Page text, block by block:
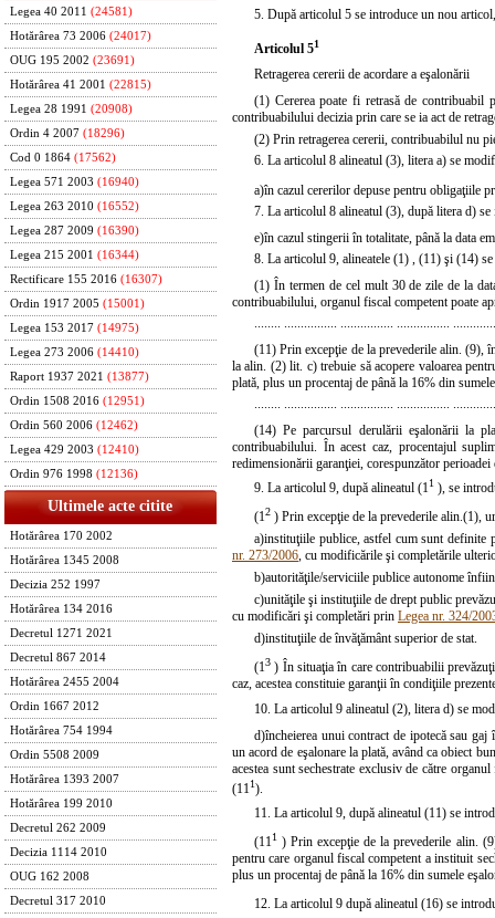
Legea 40 2011 (24581)
Hotărârea 73 2006 (24017)
OUG 195 2002 (23691)
Hotărârea 41 2001 (22815)
Legea 28 1991 (20908)
Ordin 4 2007 (18296)
Cod 0 1864 (17562)
Legea 571 2003 (16940)
Legea 263 2010 (16552)
Legea 287 2009 (16390)
Legea 215 2001 (16344)
Rectificare 155 2016 (16307)
Ordin 1917 2005 (15001)
Legea 153 2017 (14975)
Legea 273 2006 (14410)
Raport 1937 2021 (13877)
Ordin 1508 2016 (12951)
Ordin 560 2006 (12462)
Legea 429 2003 (12410)
Ordin 976 1998 (12136)
Ultimele acte citite
Hotărârea 170 2002
Hotărârea 1345 2008
Decizia 252 1997
Hotărârea 134 2016
Decretul 1271 2021
Decretul 867 2014
Hotărârea 2455 2004
Ordin 1667 2012
Hotărârea 754 1994
Ordin 5508 2009
Hotărârea 1393 2007
Hotărârea 199 2010
Decretul 262 2009
Decizia 1114 2010
OUG 162 2008
Decretul 317 2010
5. După articolul 5 se introduce un nou
Articolul 51
Retragerea cererii de acordare a eşalonării
(1) Cererea poate fi retrasă de contribuabil
contribuabilului decizia prin care se ia act de
(2) Prin retragerea cererii, contribuabilul nu
6. La articolul 8 alineatul (3), litera a) se
a)în cazul cererilor depuse pentru obligaţiile
7. La articolul 8 alineatul (3), după litera d)
e)în cazul stingerii în totalitate, până la data
8. La articolul 9, alineatele (1) (11) şi (14)
(1) În termen de cel mult 30 de zile de la
contribuabilului, organul fiscal competent poate
(11) Prin excepţie de la prevederile alin. (9),
la alin. (2) lit. c) trebuie să acopere valoarea
plată, plus un procentaj de până la 16% din
(14) Pe parcursul derulării eşalonării la
contribuabilului. În acest caz, procentajul
redimensionării garanţiei, corespunzător
9. La articolul 9, după alineatul (1 1 ), se
(12 ) Prin excepţie de la prevederile alin.(1),
a)instituţiile publice, astfel cum sunt definite
nr. 273/2006 , cu modificările şi completările
b)autorităţile/serviciile publice autonome
c)unităţile şi instituţiile de drept public
cu modificări şi completări prin Legea nr. 324/
d)instituţiile de învăţământ superior de stat.
(13 ) În situaţia în care contribuabilii
caz, acestea constituie garanţii în condiţiile
10. La articolul 9 alineatul (2), litera d) se
d)încheierea unui contract de ipotecă sau
un acord de eşalonare la plată, având ca obiect
acestea sunt sechestrate exclusiv de către
(11 1).
11. La articolul 9, după alineatul (11) se
(11 1 ) Prin excepţie de la prevederile alin.
pentru care organul fiscal competent a instituit
plus un procentaj de până la 16% din sumele
12. La articolul 9 după alineatul (16) se